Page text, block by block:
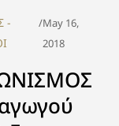
-
/May 16,
2018